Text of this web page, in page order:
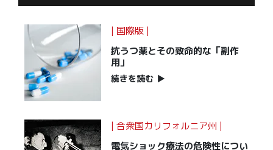
| 国際版 |
抗うつ薬とその致命的な「副作
用」
続きを読む ▶
| 合衆国カリフォルニア州 |
電気ショック療法の危険性につい